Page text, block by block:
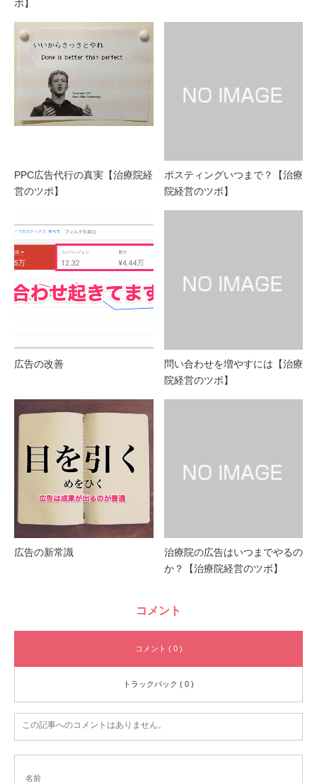
ボ】
PPC広告代行の真実【治療院経
営のツボ】
ポスティングいつまで？【治療
院経営のツボ】
広告の改善
問い合わせを増やすには【治療
院経営のツボ】
広告の新常識
治療院の広告はいつまでやるの
か？【治療院経営のツボ】
コメント
コメント ( 0 )
トラックバック ( 0 )
この記事へのコメントはありません。
名前